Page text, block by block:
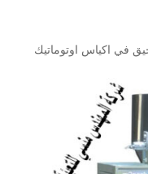
في اكياس اوتوماتيك